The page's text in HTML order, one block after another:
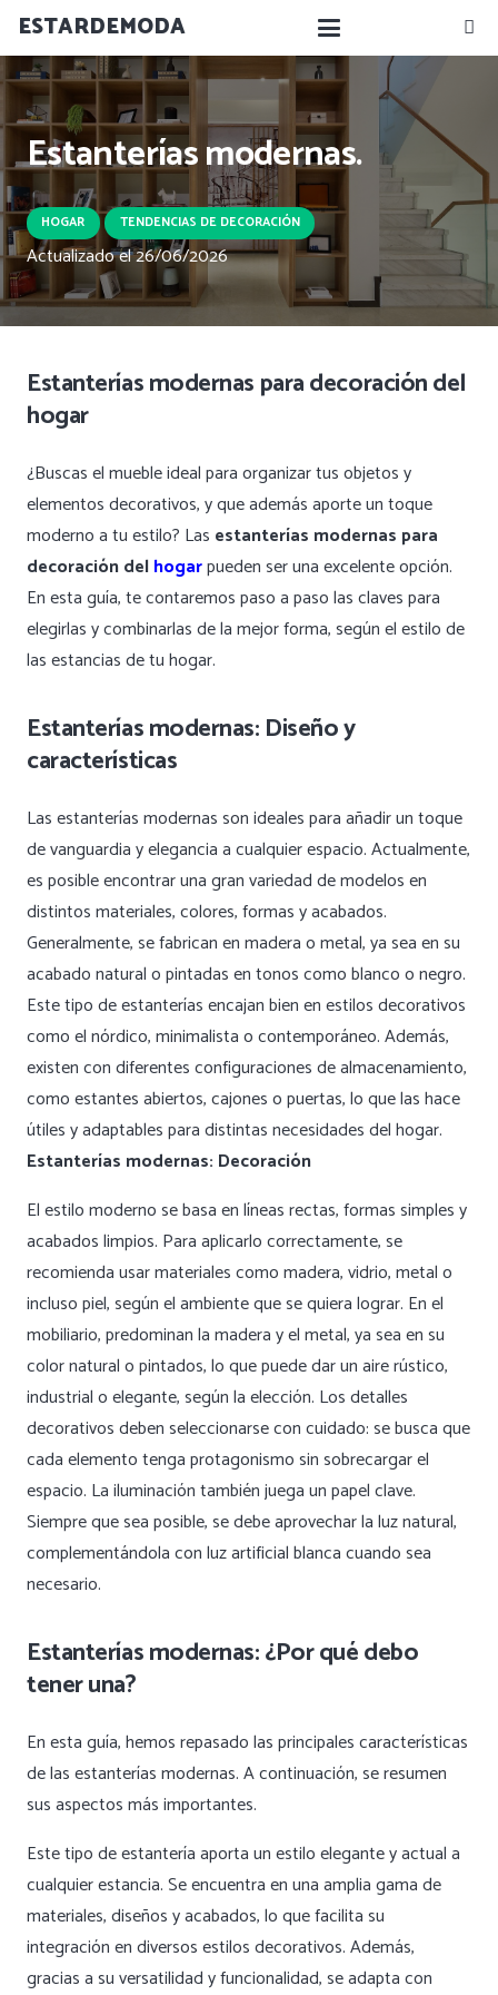
ESTARDEMODA
Estanterías modernas.
HOGAR TENDENCIAS DE DECORACIÓN
Actualizado el26/06/2026
Estanterías modernas para decoración del
hogar
¿Buscas el mueble ideal para organizar tus objetos y
elementos decorativos, y que además aporte un toque
moderno a tu estilo? Las estanterías modernas para
decoración delhogarpueden ser una excelente opción.
En esta guía, te contaremos paso a paso las claves para
elegirlas y combinarlas de la mejor forma, según el estilo de
las estancias de tu hogar.
Estanterías modernas: Diseño y
características
Las estanterías modernas son ideales para añadir un toque
de vanguardia y elegancia a cualquier espacio. Actualmente,
es posible encontrar una gran variedad de modelos en
distintos materiales, colores, formas y acabados.
Generalmente, se fabrican en madera o metal, ya sea en su
acabado natural o pintadas en tonos como blanco o negro.
Este tipo de estanterías encajan bien en estilos decorativos
como el nórdico, minimalista o contemporáneo. Además,
existen con diferentes configuraciones de almacenamiento,
como estantes abiertos, cajones o puertas, lo que las hace
útiles y adaptables para distintas necesidades del hogar.
Estanterías modernas: Decoración
El estilo moderno se basa en líneas rectas, formas simples y
acabados limpios. Para aplicarlo correctamente, se
recomienda usar materiales como madera, vidrio, metal o
incluso piel, según el ambiente que se quiera lograr. En el
mobiliario, predominan la madera y el metal, ya sea en su
color natural o pintados, lo que puede dar un aire rústico,
industrial o elegante, según la elección. Los detalles
decorativos deben seleccionarse con cuidado: se busca que
cada elemento tenga protagonismo sin sobrecargar el
espacio. La iluminación también juega un papel clave.
Siempre que sea posible, se debe aprovechar la luz natural,
complementándola con luz artificial blanca cuando sea
necesario.
Estanterías modernas: ¿Por qué debo
tener una?
En esta guía, hemos repasado las principales características
de las estanterías modernas. A continuación, se resumen
sus aspectos más importantes.
Este tipo de estantería aporta un estilo elegante y actual a
cualquier estancia. Se encuentra en una amplia gama de
materiales, diseños y acabados, lo que facilita su
integración en diversos estilos decorativos. Además,
gracias a su versatilidad y funcionalidad, se adapta con